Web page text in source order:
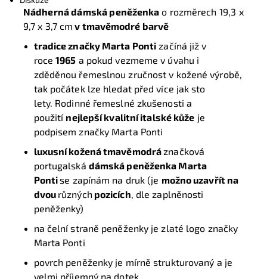
Nádherná dámská peněženka o rozměrech 19,3 x
9,7 x 3,7 cm v tmavěmodré barvě
tradice značky Marta Ponti začíná již v
roce1965 a pokud vezmeme v úvahu i
zděděnou řemeslnou zručnost v kožené výrobě,
tak počátek lze hledat před více jak sto
lety. Rodinné řemeslné zkušenosti a
použití nejlepší kvalitní italské kůže je
podpisem značky Marta Ponti
luxusní kožená tmavěmodráznačková
portugalská dámská peněženka Marta
Pontise zapínám na druk (je možno uzavřít na
dvou různýchpozicích , dle zaplněnosti
peněženky)
na čelní straně peněženky je zlaté logo značky
Marta Ponti
povrch peněženky je mírně strukturovaný a je
velmi příjemný na dotek